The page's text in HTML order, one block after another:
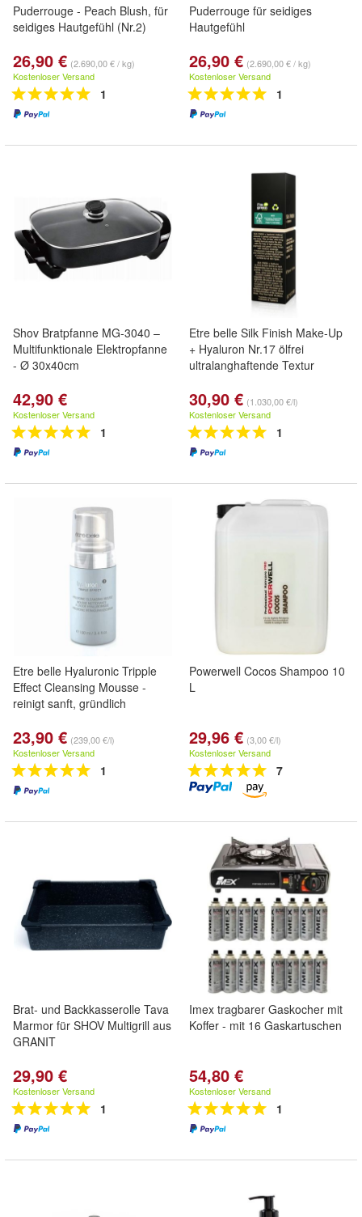
Puderrouge - Peach Blush, für
seidiges Hautgefühl (Nr.2)
26,90 € (2.690,00 € / kg)
Kostenloser Versand
1
Puderrouge für seidiges
Hautgefühl
26,90 € (2.690,00 € / kg)
Kostenloser Versand
1
Shov Bratpfanne MG-3040 –
Multifunktionale Elektropfanne
- Ø 30x40cm
42,90 €
Kostenloser Versand
1
Etre belle Silk Finish Make-Up
+ Hyaluron Nr.17 ölfrei
ultralanghaftende Textur
30,90 € (1.030,00 €/l)
Kostenloser Versand
1
Etre belle Hyaluronic Tripple
Effect Cleansing Mousse -
reinigt sanft, gründlich
23,90 € (239,00 €/l)
Kostenloser Versand
1
Powerwell Cocos Shampoo 10
L
29,96 € (3,00 €/l)
Kostenloser Versand
7
Brat- und Backkasserolle Tava
Marmor für SHOV Multigrill aus
GRANIT
29,90 €
Kostenloser Versand
1
Imex tragbarer Gaskocher mit
Koffer - mit 16 Gaskartuschen
54,80 €
Kostenloser Versand
1